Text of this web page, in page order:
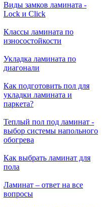
Виды замков ламината -
Lock и Click
Классы ламината по
износостойкости
Укладка ламината по
диагонали
Как подготовить пол для
укладки ламината и
паркета?
Теплый пол под ламинат -
выбор системы напольного
обогрева
Как выбрать ламинат для
пола
Ламинат – ответ на все
вопросы